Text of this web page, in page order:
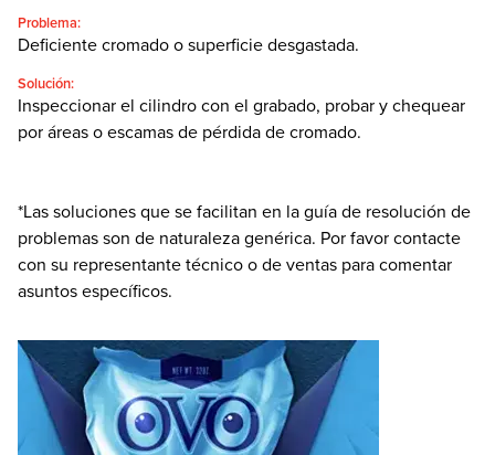
Problema:
Deficiente cromado o superficie desgastada.
Solución:
Inspeccionar el cilindro con el grabado, probar y chequear
por áreas o escamas de pérdida de cromado.
*Las soluciones que se facilitan en la guía de resolución de
problemas son de naturaleza genérica. Por favor contacte
con su representante técnico o de ventas para comentar
asuntos específicos.